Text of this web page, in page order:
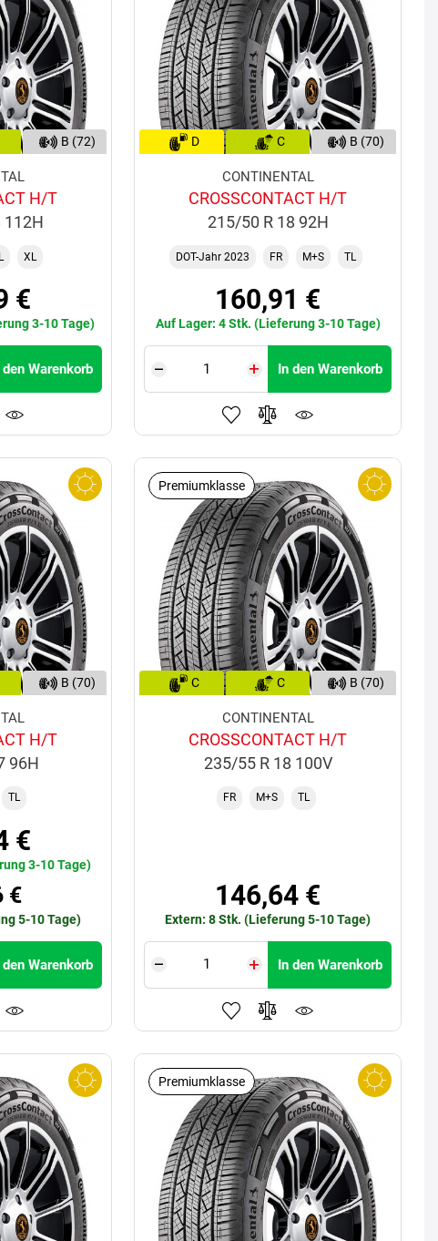
B (72)
H/T
112H
XL
€
3-10 Tage)
den Warenkorb
D C B (70)
CONTINENTAL
CROSSCONTACT H/T
215/50 R 18 92H
DOT-Jahr 2023 FR M+S TL
160,91 €
Auf Lager: 4 Stk. (Lieferung 3-10 Tage)
In den Warenkorb
B (70)
H/T
96H
TL
€
3-10 Tage)
€
5-10 Tage)
den Warenkorb
Premiumklasse
C C B (70)
CONTINENTAL
CROSSCONTACT H/T
235/55 R 18 100V
FR M+S TL
146,64 €
Extern: 8 Stk. (Lieferung 5-10 Tage)
In den Warenkorb
Premiumklasse